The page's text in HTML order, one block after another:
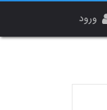
ورود